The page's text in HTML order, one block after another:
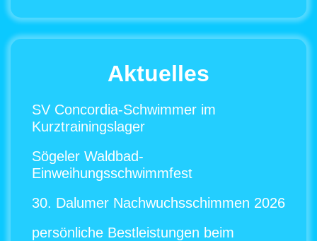
Aktuelles
SV Concordia-Schwimmer im
Kurztrainingslager
Sögeler Waldbad-
Einweihungsschwimmfest
30. Dalumer Nachwuchsschimmen 2026
persönliche Bestleistungen beim